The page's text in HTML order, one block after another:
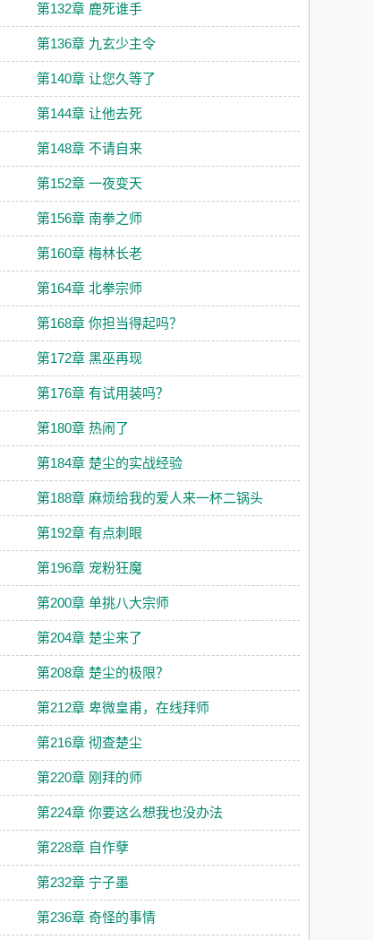
第132章 鹿死谁手
第136章 九玄少主令
第140章 让您久等了
第144章 让他去死
第148章 不请自来
第152章 一夜变天
第156章 南拳之师
第160章 梅林长老
第164章 北拳宗师
第168章 你担当得起吗？
第172章 黑巫再现
第176章 有试用装吗？
第180章 热闹了
第184章 楚尘的实战经验
第188章 麻烦给我的爱人来一杯二锅头
第192章 有点刺眼
第196章 宠粉狂魔
第200章 单挑八大宗师
第204章 楚尘来了
第208章 楚尘的极限？
第212章 卑微皇甫，在线拜师
第216章 彻查楚尘
第220章 刚拜的师
第224章 你要这么想我也没办法
第228章 自作孽
第232章 宁子墨
第236章 奇怪的事情